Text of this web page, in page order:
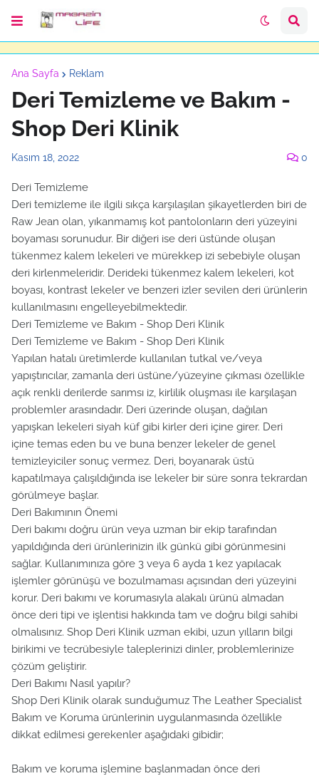
Ana Sayfa Reklam
Deri Temizleme ve Bakım -
Shop Deri Klinik
Kasım 18, 2022 0
Deri Temizleme
Deri temizleme ile ilgili sıkça karşılaşılan şikayetlerden biri de
Raw Jean olan, yıkanmamış kot pantolonların deri yüzeyini
boyaması sorunudur. Bir diğeri ise deri üstünde oluşan
tükenmez kalem lekeleri ve mürekkep izi sebebiyle oluşan
deri kirlenmeleridir. Derideki tükenmez kalem lekeleri, kot
boyası, kontrast lekeler ve benzeri izler sevilen deri ürünlerin
kullanılmasını engelleyebilmektedir.
Deri Temizleme ve Bakım - Shop Deri Klinik
Deri Temizleme ve Bakım - Shop Deri Klinik
Yapılan hatalı üretimlerde kullanılan tutkal ve/veya
yapıştırıcılar, zamanla deri üstüne/yüzeyine çıkması özellikle
açık renkli derilerde sarımsı iz, kirlilik oluşması ile karşılaşan
problemler arasındadır. Deri üzerinde oluşan, dağılan
yapışkan lekeleri siyah küf gibi kirler deri içine girer. Deri
içine temas eden bu ve buna benzer lekeler de genel
temizleyiciler sonuç vermez. Deri, boyanarak üstü
kapatılmaya çalışıldığında ise lekeler bir süre sonra tekrardan
görülmeye başlar.
Deri Bakımının Önemi
Deri bakımı doğru ürün veya uzman bir ekip tarafından
yapıldığında deri ürünlerinizin ilk günkü gibi görünmesini
sağlar. Kullanımınıza göre 3 veya 6 ayda 1 kez yapılacak
işlemler görünüşü ve bozulmaması açısından deri yüzeyini
korur. Deri bakımı ve korumasıyla alakalı ürünü almadan
önce deri tipi ve işlentisi hakkında tam ve doğru bilgi sahibi
olmalısınız. Shop Deri Klinik uzman ekibi, uzun yılların bilgi
birikimi ve tecrübesiyle taleplerinizi dinler, problemlerinize
çözüm geliştirir.
Deri Bakımı Nasıl yapılır?
Shop Deri Klinik olarak sunduğumuz The Leather Specialist
Bakım ve Koruma ürünlerinin uygulanmasında özellikle
dikkat edilmesi gerekenler aşağıdaki gibidir;
Bakım ve koruma işlemine başlanmadan önce deri